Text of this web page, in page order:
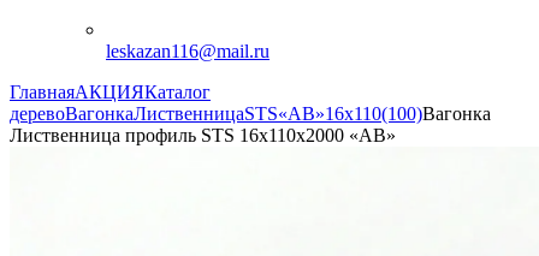
leskazan116@mail.ru
ГлавнаяАКЦИЯКаталог
деревоВагонкаЛиственницаSTS«АВ»16х110(100)Вагонка
Лиственница профиль STS 16х110х2000 «АВ»